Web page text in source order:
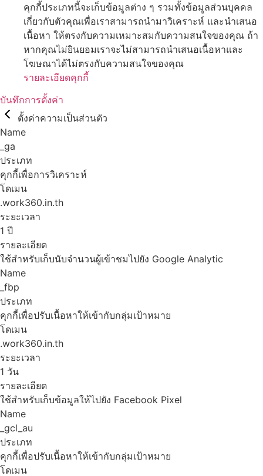
คุกกี้ประเภทนี้จะเก็บข้อมูลต่าง ๆ รวมทั้งข้อมูลส่วนบุคคล
เกี่ยวกับตัวคุณเพื่อเราสามารถนำมาวิเคราะห์ และนำเสนอ
เนื้อหา ให้ตรงกับความเหมาะสมกับความสนใจของคุณ ถ้า
หากคุณไม่ยินยอมเราจะไม่สามารถนำเสนอเนื้อหาและ
โฆษณาได้ไม่ตรงกับความสนใจของคุณ
รายละเอียดคุกกี้
บันทึกการตั้งค่า
ตั้งค่าความเป็นส่วนตัว
Name
_ga
ประเภท
คุกกี้เพื่อการวิเคราะห์
โดเมน
.work360.in.th
ระยะเวลา
1 ปี
รายละเอียด
ใช้สำหรับเก็บนับจำนวนผู้เข้าชมไปยัง Google Analytic
Name
_fbp
ประเภท
คุกกี้เพื่อปรับเนื้อหาให้เข้ากับกลุ่มเป้าหมาย
โดเมน
.work360.in.th
ระยะเวลา
1 วัน
รายละเอียด
ใช้สำหรับเก็บข้อมูลให้ไปยัง Facebook Pixel
Name
_gcl_au
ประเภท
คุกกี้เพื่อปรับเนื้อหาให้เข้ากับกลุ่มเป้าหมาย
โดเมน